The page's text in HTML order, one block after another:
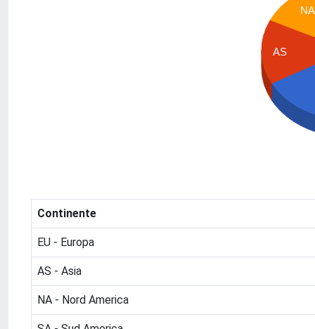
NA
AS
Continente
EU - Europa
AS - Asia
NA - Nord America